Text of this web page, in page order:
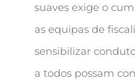
suaves exige o
as equipas de
sensibilizar
a todos possam